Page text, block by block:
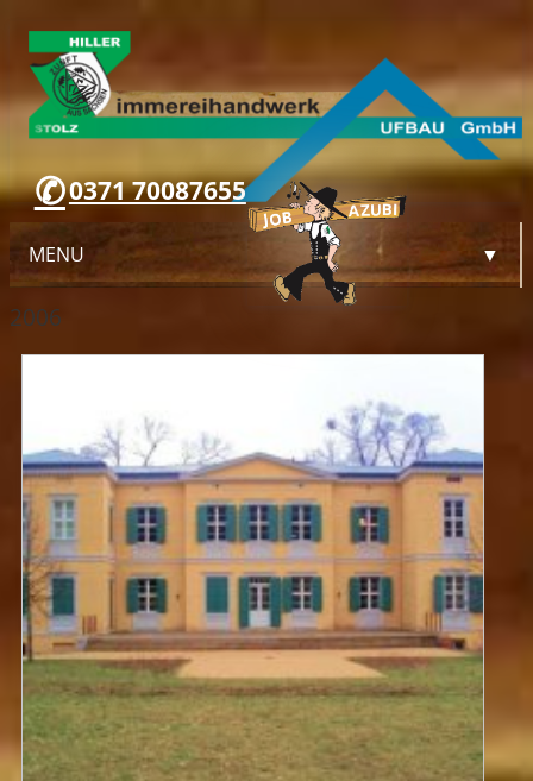
0371 70087655
MENU ▼
UNTERNEHMEN
LEISTUNGEN
REFERENZEN
JOB UND AZUBI
2006